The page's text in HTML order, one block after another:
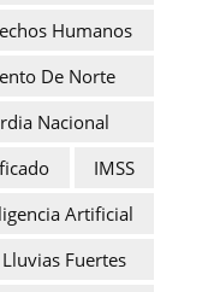
Humanos
De Norte
Nacional
IMSS
Artificial
Lluvias Fuertes